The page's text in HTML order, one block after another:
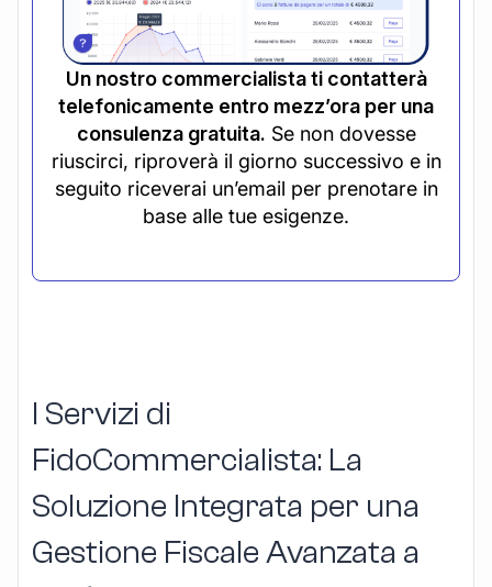
Un nostro commercialista ti contatterà
telefonicamente entro mezz’ora per una
consulenza gratuita. Se non dovesse
riuscirci, riproverà il giorno successivo e in
seguito riceverai un’email per prenotare in
base alle tue esigenze.
I Servizi di
FidoCommercialista: La
Soluzione Integrata per una
Gestione Fiscale Avanzata a